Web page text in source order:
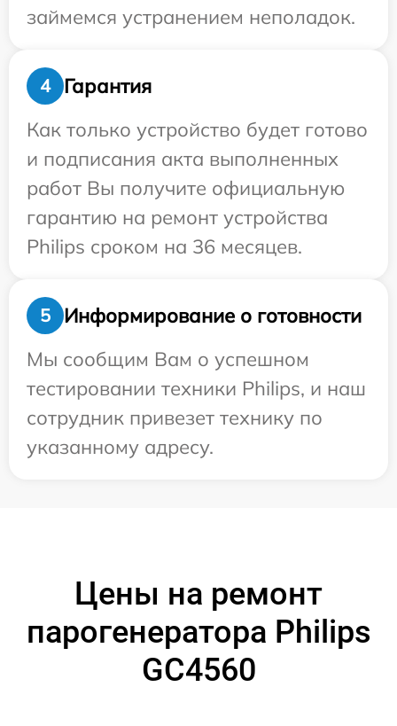
займемся устранением неполадок.
4
Гарантия
Как только устройство будет готово
и подписания акта выполненных
работ Вы получите официальную
гарантию на ремонт устройства
Philips сроком на 36 месяцев.
5
Информирование о готовности
Мы сообщим Вам о успешном
тестировании техники Philips, и наш
сотрудник привезет технику по
указанному адресу.
Цены на ремонт
парогенератора Philips
GC4560